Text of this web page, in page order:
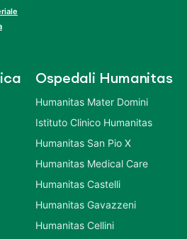
Ospedali Humanitas
Humanitas Mater Domini
Istituto Clinico Humanitas
Humanitas San Pio X
Humanitas Medical Care
Humanitas Castelli
Humanitas Gavazzeni
Humanitas Cellini